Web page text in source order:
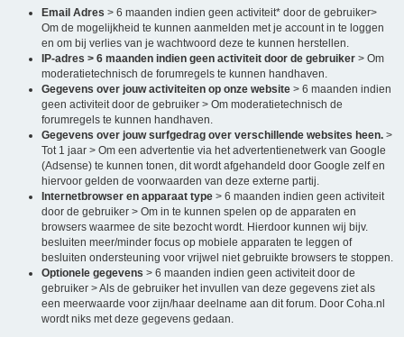
Email Adres > 6 maanden indien geen activiteit* door de gebruiker>
Om de mogelijkheid te kunnen aanmelden met je account in te loggen
en om bij verlies van je wachtwoord deze te kunnen herstellen.
IP-adres > 6 maanden indien geen activiteit door de gebruiker > Om
moderatietechnisch de forumregels te kunnen handhaven.
Gegevens over jouw activiteiten op onze website > 6 maanden indien
geen activiteit door de gebruiker > Om moderatietechnisch de
forumregels te kunnen handhaven.
Gegevens over jouw surfgedrag over verschillende websites heen. >
Tot 1 jaar > Om een advertentie via het advertentienetwerk van Google
(Adsense) te kunnen tonen, dit wordt afgehandeld door Google zelf en
hiervoor gelden de voorwaarden van deze externe partij.
Internetbrowser en apparaat type > 6 maanden indien geen activiteit
door de gebruiker > Om in te kunnen spelen op de apparaten en
browsers waarmee de site bezocht wordt. Hierdoor kunnen wij bijv.
besluiten meer/minder focus op mobiele apparaten te leggen of
besluiten ondersteuning voor vrijwel niet gebruikte browsers te stoppen.
Optionele gegevens > 6 maanden indien geen activiteit door de
gebruiker > Als de gebruiker het invullen van deze gegevens ziet als
een meerwaarde voor zijn/haar deelname aan dit forum. Door Coha.nl
wordt niks met deze gegevens gedaan.